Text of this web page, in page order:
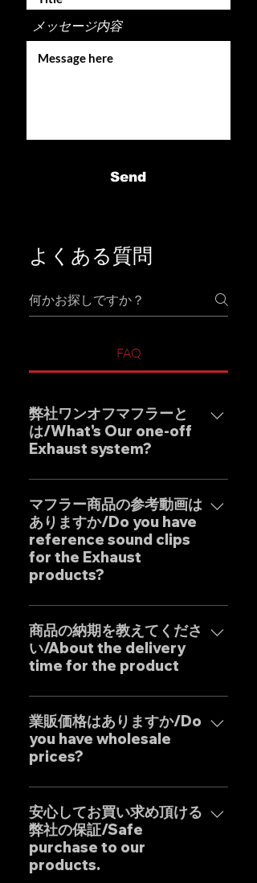
メッセージ内容
Send
よくある質問
FAQ
弊社ワンオフマフラーと
は/What's Our one-off
Exhaust system?
弊社ワンオフマフラーブラン
ド"GOAT STRADA"は究極のサウ
ンドをモットーとしたエキゾース
トシステムです。 日本人の"もの
づくり"の感覚と自社工場専属日本
人デザイナーによる妥協のない設
コストパフォーマンスを実現した
商品となります。 Our custom
one-off muffler brand "GOAT
STRADA" is an exhaust system
with the motto of achieving the
ultimate sound. It is a product
that combines the Japanese
"monozukuri" (craftsmanship)
design by our dedicated in-
house Japanese designers,
ensuring high precision and
outstanding cost
performance.
マフラー商品の参考動画は
ありますか/Do you have
reference sound clips
for the Exhaust
products?
はい、弊社のマフラーは国内のお
客様はもとより世界中のお客様に
広くご販売しておりますので動画
に関しましては個別的にお問い合
only to domestic customers
but to customers around the
world. For sound clips, please
feel free to contact us
individually.
商品の納期を教えてくださ
い/About the delivery
time for the product
弊社のマフラーはお客様のご要望
に最大限応えるべく完全にテーラ
ーメイドの受注生産となりますの
で、一部の商品を除き通常の納期
りますので発送地域により前後致
します。 ・ステンレス製マフラ
ー：25-30日前後 ・チタン製マフ
ラー：35-40日前後 Our Exhaust
業販価格はありますか/Do
you have wholesale
prices?
業販価格ほぼ全ての商品に設定し
ておりますのでお気軽にご相談く
ださいませ。 Wholesale prices
are set for almost all products,
so please feel free to inquire.
安心してお買い求め頂ける
弊社の保証/Safe
purchase to our
products.